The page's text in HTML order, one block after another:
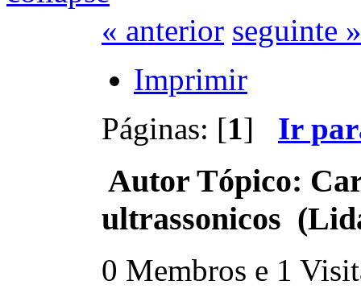
« anterior seguinte »
Imprimir
Páginas: [1] Ir
Autor Tópico:
ultrassonicos
0 Membros e 1